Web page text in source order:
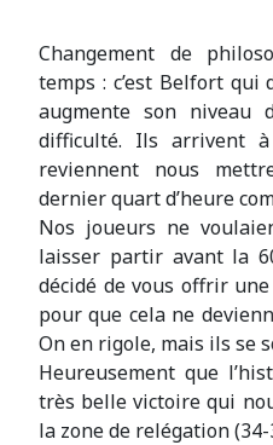
Changement de
temps : c’est Belfort
augmente son
difficulté. Ils arrivent
reviennent nous
dernier quart d’heure
Nos joueurs ne
laisser partir avant la
décidé de vous offrir
pour que cela ne
On en rigole, mais ils se
Heureusement que
très belle victoire qui
la zone de relégation (34-